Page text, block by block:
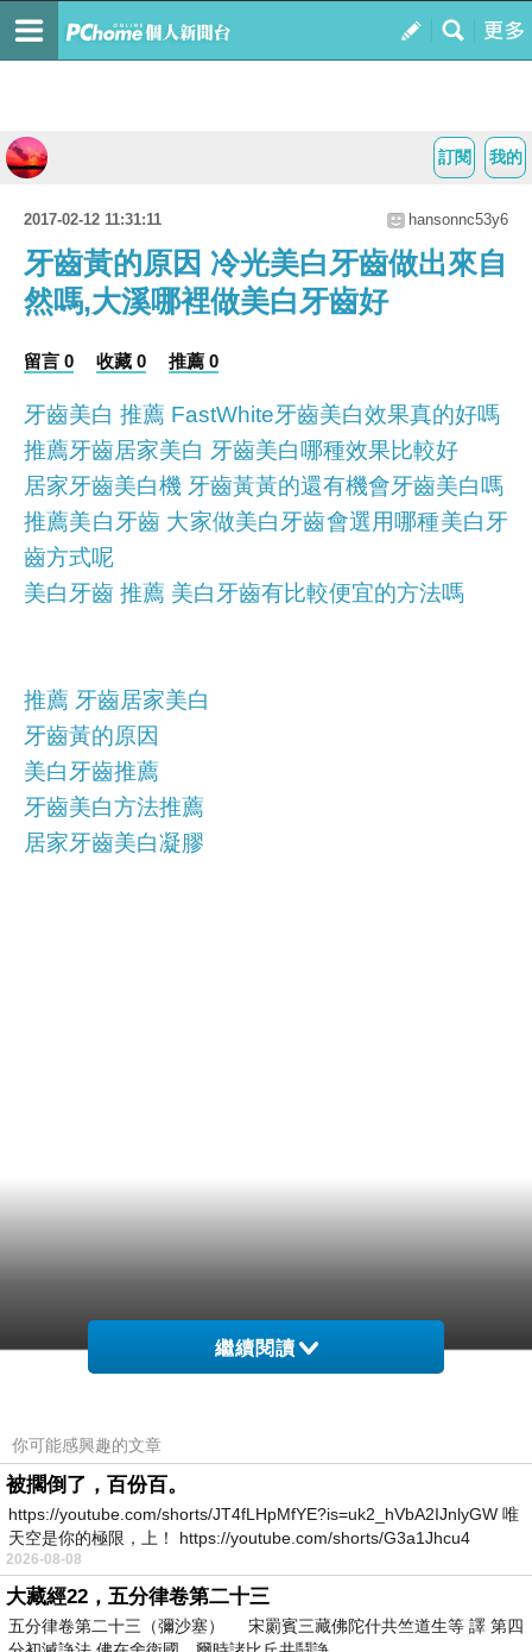
我的
訂閱
2017-02-12 11:31:11 hansonnc53y6
牙齒黃的原因 冷光美白牙齒做出來自
然嗎,大溪哪裡做美白牙齒好
留言 0 收藏 0 推薦 0
牙齒美白 推薦 FastWhite牙齒美白效果真的好嗎
推薦牙齒居家美白 牙齒美白哪種效果比較好
居家牙齒美白機 牙齒黃黃的還有機會牙齒美白嗎
推薦美白牙齒 大家做美白牙齒會選用哪種美白牙
齒方式呢
美白牙齒 推薦 美白牙齒有比較便宜的方法嗎
推薦 牙齒居家美白
牙齒黃的原因
美白牙齒推薦
牙齒美白方法推薦
居家牙齒美白凝膠
／翻攝自Oracle臉書／下同）
國際中心／綜合報導
美國軟體公司甲骨文（Oracle）傳出大量裁撤北
京研發部門的員工，將業務交由美國工程師接
繼續閱讀
你可能感興趣的文章
被擱倒了，百份百。
https://youtube.com/shorts/JT4fLHpMfYE?is=uk2_hVbA2IJnlyGW 唯
天空是你的極限，上！ https://youtube.com/shorts/G3a1Jhcu4
2026-08-08
大藏經22，五分律卷第二十三
五分律卷第二十三（彌沙塞） 宋罽賓三藏佛陀什共竺道生等 譯 第四